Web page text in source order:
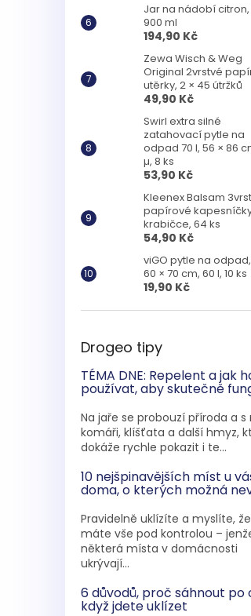
Jar na nádobí citron,
900 ml
194,90 Kč
Zewa Wisch & Weg
Original 2vrstvé
utěrky, 2 × 45 útržků
49,90 Kč
Swirl extra silné
zatahovací pytle na
odpad 70 l, 56 × 86
µ, 8 ks
53,90 Kč
Kleenex Balsam
papírové
krabičce, 64 ks
54,90 Kč
viGO pytle na
60 × 70 cm, 60 l, 10 ks
19,90 Kč
Drogeo tipy
TÉMA DNE: Repelent a jak
používat, aby skutečně
Na jaře se probouzí příroda a s
komáři, klíšťata a další hmyz,
dokáže rychle pokazit i te...
10 nejšpinavějších míst u
doma, o kterých možná
Pravidelně uklízíte a myslíte, že
máte vše pod kontrolou –
některá místa v domácnosti
ukrývají...
6 důvodů, proč sáhnout po
když jdete uklízet